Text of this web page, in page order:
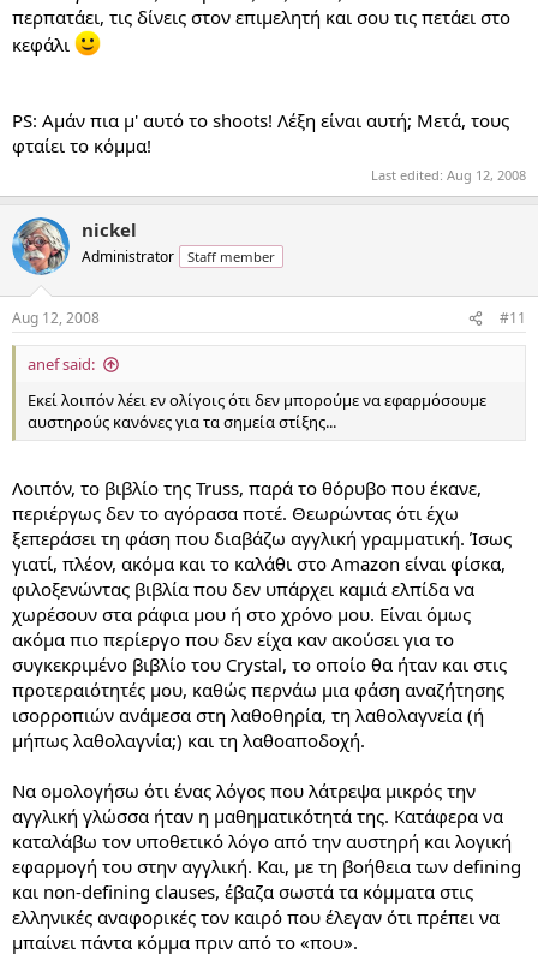
περπατάει, τις δίνεις στον επιμελητή και σου τις πετάει στο
κεφάλι
PS: Αμάν πια μ' αυτό το shoots! Λέξη είναι αυτή; Μετά, τους
φταίει το κόμμα!
Last edited: Aug 12, 2008
nickel
Administrator Staff member
Aug 12, 2008 #11
anef said:
Εκεί λοιπόν λέει εν ολίγοις ότι δεν μπορούμε να εφαρμόσουμε
αυστηρούς κανόνες για τα σημεία στίξης...
Λοιπόν, το βιβλίο της Truss, παρά το θόρυβο που έκανε,
περιέργως δεν το αγόρασα ποτέ. Θεωρώντας ότι έχω
ξεπεράσει τη φάση που διαβάζω αγγλική γραμματική. Ίσως
γιατί, πλέον, ακόμα και το καλάθι στο Amazon είναι φίσκα,
φιλοξενώντας βιβλία που δεν υπάρχει καμιά ελπίδα να
χωρέσουν στα ράφια μου ή στο χρόνο μου. Είναι όμως
ακόμα πιο περίεργο που δεν είχα καν ακούσει για το
συγκεκριμένο βιβλίο του Crystal, το οποίο θα ήταν και στις
προτεραιότητές μου, καθώς περνάω μια φάση αναζήτησης
ισορροπιών ανάμεσα στη λαθοθηρία, τη λαθολαγνεία (ή
μήπως λαθολαγνία;) και τη λαθοαποδοχή.
Να ομολογήσω ότι ένας λόγος που λάτρεψα μικρός την
αγγλική γλώσσα ήταν η μαθηματικότητά της. Κατάφερα να
καταλάβω τον υποθετικό λόγο από την αυστηρή και λογική
εφαρμογή του στην αγγλική. Και, με τη βοήθεια των defining
και non-defining clauses, έβαζα σωστά τα κόμματα στις
ελληνικές αναφορικές τον καιρό που έλεγαν ότι πρέπει να
μπαίνει πάντα κόμμα πριν από το «που».